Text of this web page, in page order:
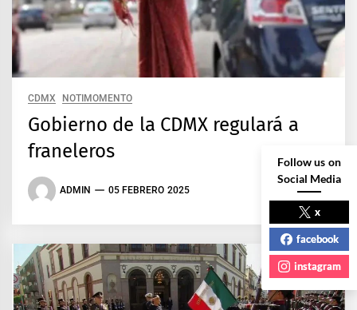
CDMX NOTIMOMENTO
Gobierno de la CDMX regulará a
franeleros
ADMIN 05 FEBRERO 2025
Follow us on
Social Media
x
facebook
instagram